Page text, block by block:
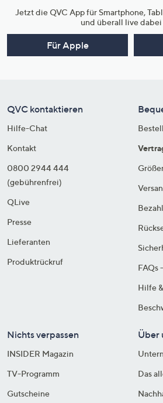
Jetzt die QVC App für Smartphone,
und überall live dabei
Für Apple
QVC kontaktieren
Hilfe-Chat
Kontakt
0800 2944 444
(gebührenfrei)
QLive
Presse
Lieferanten
Produktrückruf
FAQs
Hilfe
Nichts verpassen
INSIDER Magazin
TV-Programm
Gutscheine
Über
Das